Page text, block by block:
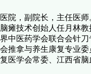
院，副院长，主任医
瘫技术创始人任月林
中医药学会联合会针
推拿与养生康复专业
医学会常委、江西省